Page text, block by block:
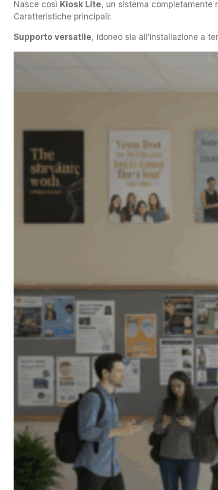
Nasce così Kiosk Lite, un sistema completamente
Caratteristiche principali:
Supporto versatile, idoneo sia all’installazione a